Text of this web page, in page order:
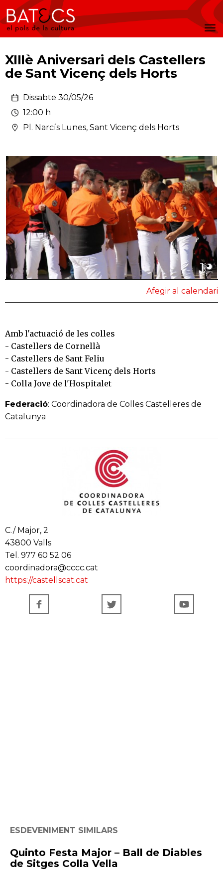
Batecs
Afegir al calendari
XIIIè Aniversari dels Castellers
de Sant Vicenç dels Horts
Dissabte 30/05/26
12:00 h
Pl. Narcís Lunes, Sant Vicenç dels Horts
Amb l'actuació de les colles
- Castellers de Cornellà
- Castellers de Sant Feliu
- Castellers de Sant Vicenç dels Horts
- Colla Jove de l'Hospitalet
Federació: Coordinadora de Colles Castelleres de
Catalunya
C./ Major, 2
43800 Valls
Tel. 977 60 52 06
coordinadora@cccc.cat
https://castellscat.cat
ESDEVENIMENT SIMILARS
Quinto Festa Major – Ball de Diables
de Sitges Colla Vella